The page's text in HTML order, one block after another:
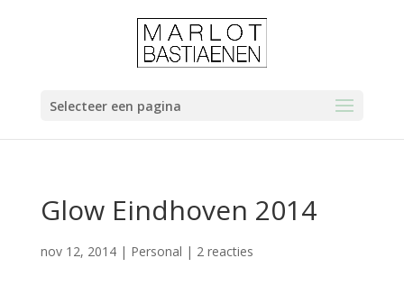
Selecteer een pagina
Glow Eindhoven 2014
nov 12, 2014| Personal | 2 reacties